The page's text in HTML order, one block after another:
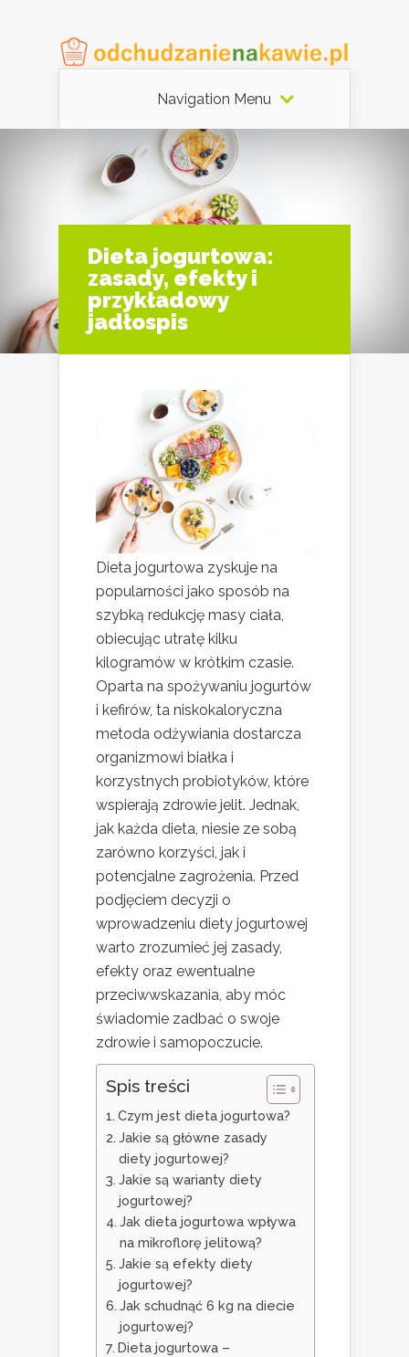
Navigation Menu
Dieta jogurtowa:
zasady, efekty i
przykładowy
jadłospis
Dieta jogurtowa zyskuje na
popularności jako sposób na
szybką redukcję masy ciała,
obiecując utratę kilku
kilogramów w krótkim czasie.
Oparta na spożywaniu jogurtów
i kefirów, ta niskokaloryczna
metoda odżywiania dostarcza
organizmowi białka i
korzystnych probiotyków, które
wspierają zdrowie jelit. Jednak,
jak każda dieta, niesie ze sobą
zarówno korzyści, jak i
potencjalne zagrożenia. Przed
podjęciem decyzji o
wprowadzeniu diety jogurtowej
warto zrozumieć jej zasady,
efekty oraz ewentualne
przeciwwskazania, aby móc
świadomie zadbać o swoje
zdrowie i samopoczucie.
Spis treści
Czym jest dieta jogurtowa?
Jakie są główne zasady
diety jogurtowej?
Jakie są warianty diety
jogurtowej?
Jak dieta jogurtowa wpływa
na mikroflorę jelitową?
Jakie są efekty diety
jogurtowej?
Jak schudnąć 6 kg na diecie
jogurtowej?
Dieta jogurtowa –